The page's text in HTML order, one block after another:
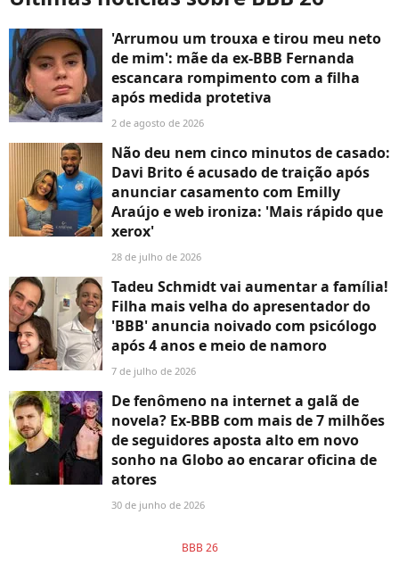
'Arrumou um trouxa e tirou meu neto
de mim': mãe da ex-BBB Fernanda
escancara rompimento com a filha
após medida protetiva
2 de agosto de 2026
Não deu nem cinco minutos de casado:
Davi Brito é acusado de traição após
anunciar casamento com Emilly
Araújo e web ironiza: 'Mais rápido que
xerox'
28 de julho de 2026
Tadeu Schmidt vai aumentar a família!
Filha mais velha do apresentador do
'BBB' anuncia noivado com psicólogo
após 4 anos e meio de namoro
7 de julho de 2026
De fenômeno na internet a galã de
novela? Ex-BBB com mais de 7 milhões
de seguidores aposta alto em novo
sonho na Globo ao encarar oficina de
atores
30 de junho de 2026
BBB 26